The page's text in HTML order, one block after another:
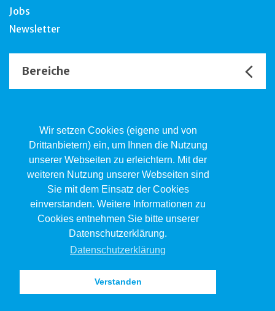
Wir setzen Cookies (eigene und von
Drittanbietern) ein, um Ihnen die Nutzung
unserer Webseiten zu erleichtern. Mit der
weiteren Nutzung unserer Webseiten sind
Sie mit dem Einsatz der Cookies
einverstanden. Weitere Informationen zu
Cookies entnehmen Sie bitte unserer
Datenschutzerklärung.
Datenschutzerklärung
Verstanden
Jobs
Newsletter
Bereiche
Kind.Jugend.Familie KJF
Poststrasse 2, Postfach, 4410 Liestal
061 551 17 77
kjf@jsw.swiss